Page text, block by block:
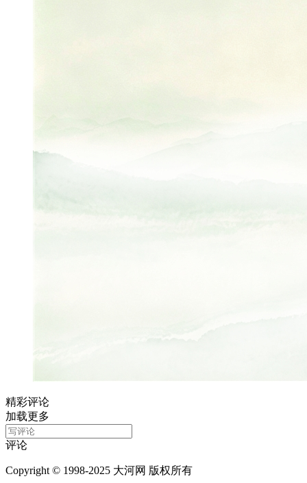
精彩评论
加载更多
评论
Copyright © 1998-2025 大河网 版权所有